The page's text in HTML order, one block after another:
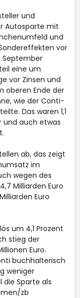
und
Autosparte mit
und
vor
September
eine um
vor Zinsen und
oberen Ende der
wie der Conti-
Das waren 1,1
und auch etwas
ab, das zeigt
im
wegen des
Milliarden Euro
Euro
um 4,1 Prozent
stieg der
Euro.
buchhalterisch
weniger
die Sparte als
zb